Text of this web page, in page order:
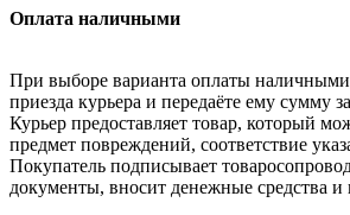
Оплата наличными
При выборе варианта оплаты
приезда курьера и передаёте ему сумму
Курьер предоставляет товар, который
предмет повреждений, соответствие
Покупатель подписывает
документы, вносит денежные средства и